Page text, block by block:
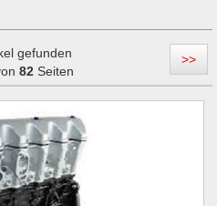
gefunden
82 Seiten
>>